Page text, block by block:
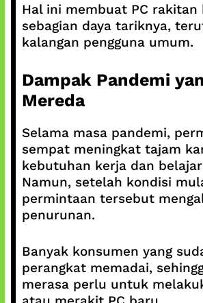
Hal ini membuat PC rakitan
sebagian daya tariknya,
kalangan pengguna umum.
Dampak Pandemi
Mereda
Selama masa pandemi,
sempat meningkat tajam
kebutuhan kerja dan
Namun, setelah kondisi
permintaan tersebut
penurunan.
Banyak konsumen yang
perangkat memadai,
merasa perlu untuk